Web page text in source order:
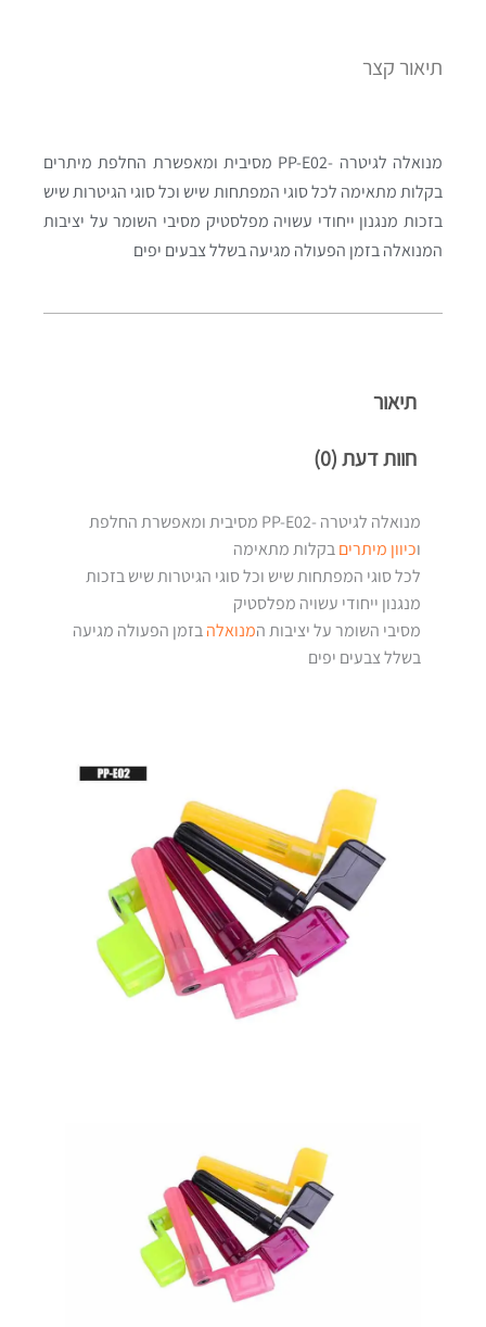
תיאור קצר
מנואלה לגיטרה -PP-E02 מסיבית ומאפשרת החלפת מיתרים
בקלות מתאימה לכל סוגי המפתחות שיש וכל סוגי הגיטרות שיש
בזכות מנגנון ייחודי עשויה מפלסטיק מסיבי השומר על יציבות
המנואלה בזמן הפעולה מגיעה בשלל צבעים יפים
תיאור
חוות דעת (0)
מנואלה לגיטרה -PP-E02 מסיבית ומאפשרת החלפת
וכיוון מיתריםבקלות מתאימה
לכל סוגי המפתחות שיש וכל סוגי הגיטרות שיש בזכות
מנגנון ייחודי עשויה מפלסטיק
מסיבי השומר על יציבות המנואלהבזמן הפעולה מגיעה
בשלל צבעים יפים